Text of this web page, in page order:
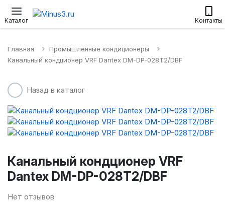
Каталог Контакты
Настенные сплит-системы
Главная
Промышленные кондиционеры
Канальный кондционер VRF Dantex DM-DP-028T2/DBF
Назад в каталог
Канальный кондционер VRF
Dantex DM-DP-028T2/DBF
Нет отзывов